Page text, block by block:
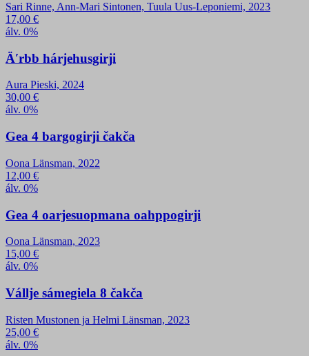
Sari Rinne, Ann-Mari Sintonen, Tuula Uus-Leponiemi, 2023
17,00 €
álv. 0%
Äʹrbb hárjehusgirji
Aura Pieski, 2024
30,00 €
álv. 0%
Gea 4 bargogirji čakča
Oona Länsman, 2022
12,00 €
álv. 0%
Gea 4 oarjesuopmana oahppogirji
Oona Länsman, 2023
15,00 €
álv. 0%
Vállje sámegiela 8 čakča
Risten Mustonen ja Helmi Länsman, 2023
25,00 €
álv. 0%